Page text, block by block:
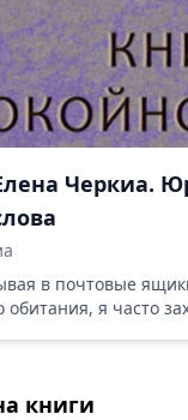
Черкиа.
в почтовые
обитания, я часто
книги